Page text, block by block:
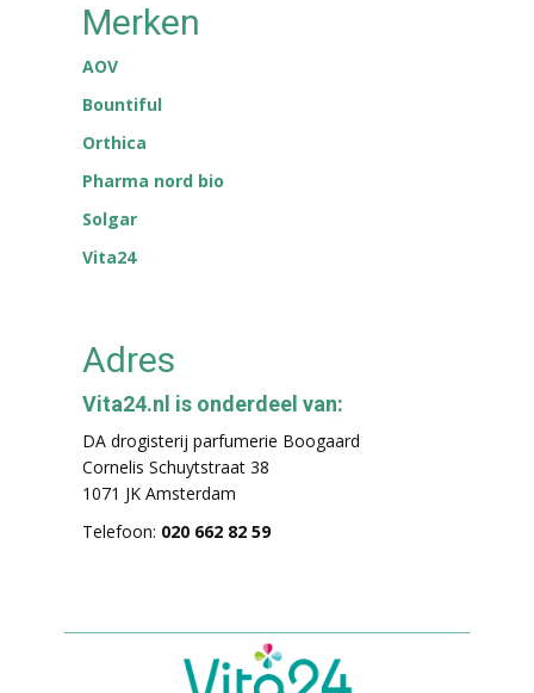
Merken
AOV
Bountiful
Orthica
Pharma nord bio
Solgar
Vita24
Adres
Vita24.nl is onderdeel van:
DA drogisterij parfumerie Boogaard
Cornelis Schuytstraat 38
1071 JK Amsterdam
Telefoon: 020 662 82 59